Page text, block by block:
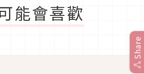
能會喜歡
Share